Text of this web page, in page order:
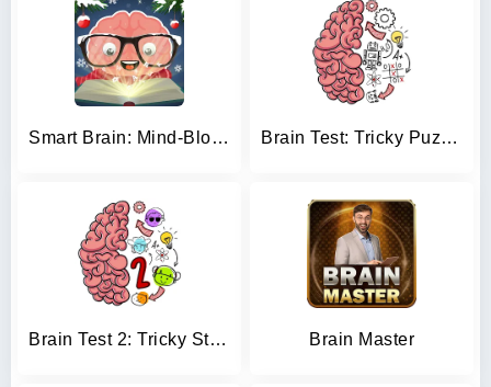
Smart Brain: Mind-Blowing Game Brain Test: Tricky Puzzles
Brain Test 2: Tricky Stories Brain Master